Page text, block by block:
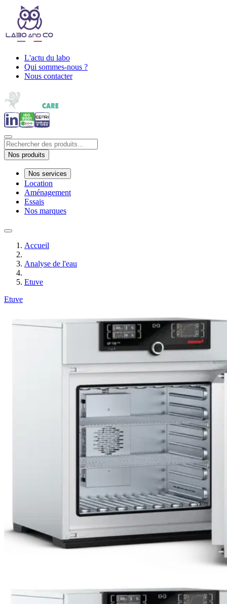
L'actu du labo
Qui sommes-nous ?
Nous contacter
Nos produits
Nos services
Location
Aménagement
Essais
Nos marques
Accueil
Analyse de l'eau
Etuve
Etuve